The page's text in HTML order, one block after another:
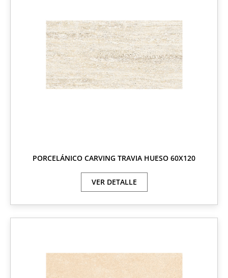
PORCELÁNICO CARVING TRAVIA HUESO 60X120
VER DETALLE